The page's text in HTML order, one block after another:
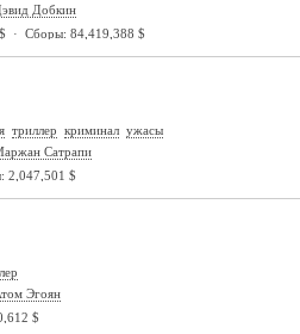
Добкин
· Сборы: 84,419,388 $
триллер криминал ужасы
Сатрапи
$
Эгоян
$